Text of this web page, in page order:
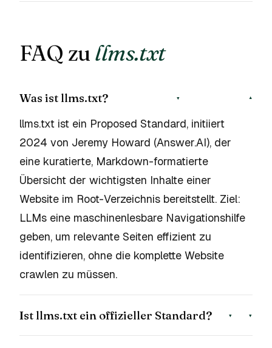
FAQ zu llms.txt
Was ist llms.txt? ▾
llms.txt ist ein Proposed Standard, initiiert
2024 von Jeremy Howard (Answer.AI), der
eine kuratierte, Markdown-formatierte
Übersicht der wichtigsten Inhalte einer
Website im Root-Verzeichnis bereitstellt. Ziel:
LLMs eine maschinenlesbare Navigationshilfe
geben, um relevante Seiten effizient zu
identifizieren, ohne die komplette Website
crawlen zu müssen.
Ist llms.txt ein offizieller Standard? ▾